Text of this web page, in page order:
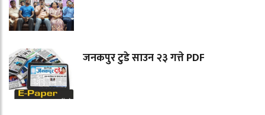
जनकपुर टुडे साउन २३ गत्ते PDF